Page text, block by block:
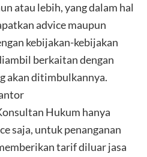
atau lebih, yang dalam hal
advice maupun
kebijakan-kebijakan
berkaitan dengan
akan ditimbulkannya.
Hukum hanya
saja, untuk penanganan
tarif diluar jasa